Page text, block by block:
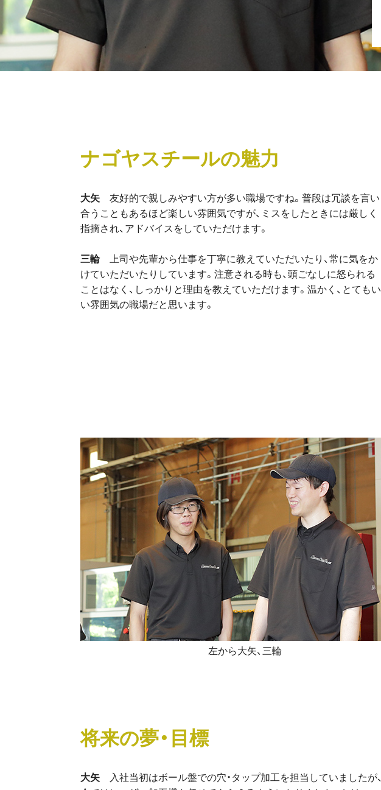
ナゴヤスチールの魅力
大矢
友好的で親しみやすい方が多い職場ですね。普段は冗談を言い
合うこともあるほど楽しい雰囲気ですが、ミスをしたときには厳しく
指摘され、アドバイスをしていただけます。
三輪
上司や先輩から仕事を丁寧に教えていただいたり、常に気をか
けていただいたりしています。注意される時も、頭ごなしに怒られる
ことはなく、しっかりと理由を教えていただけます。温かく、とてもい
い雰囲気の職場だと思います。
左から大矢、三輪
将来の夢・目標
大矢
入社当初はボール盤での穴・タップ加工を担当していましたが、